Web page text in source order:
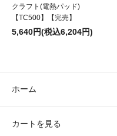
クラフト(電熱パッド)
【TC500】【完売】
5,640円(税込6,204円)
ホーム
カートを見る